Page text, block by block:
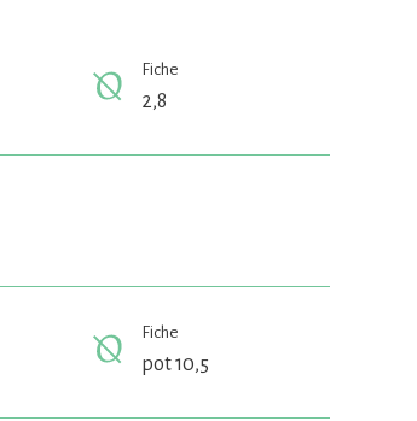
Fiche
2,8
Fiche
pot 10,5